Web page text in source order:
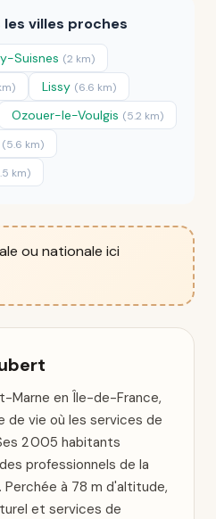
les villes proches
Suisnes (2 km)
Lissy (6.6 km)
Ozouer-le-Voulgis (5.2 km)
(5.6 km)
km)
ou nationale ici
Marne en Île-de-France,
de vie où les services de
2 005 habitants
professionnels de la
à 78 m d'altitude,
et services de